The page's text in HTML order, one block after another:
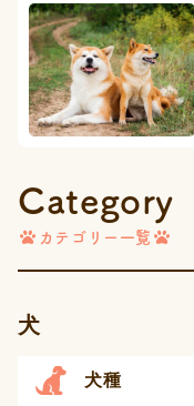
Category
カテゴリー一覧
犬
犬種